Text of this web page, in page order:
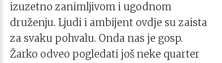
izuzetno zanimljivom i ugodnom
druženju. Ljudi i ambijent ovdje su zaista
za svaku pohvalu. Onda nas je gosp.
Žarko odveo pogledati još neke quarter